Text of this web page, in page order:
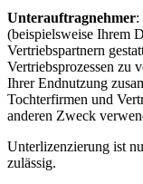
Unterauftragnehmer:
(beispielsweise Ihrem
Vertriebspartnern
Vertriebsprozessen zu
Ihrer Endnutzung
Tochterfirmen und
anderen Zweck
Unterlizenzierung ist
zulässig.